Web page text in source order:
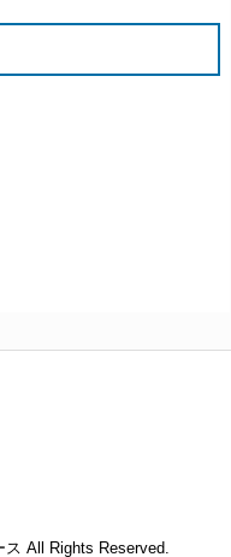
ス All Rights Reserved.